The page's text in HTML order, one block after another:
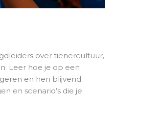
over tienercultuur,
Leer hoe je op een
en hen blijvend
en scenario’s die je